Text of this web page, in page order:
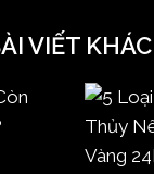
VIẾT KHÁC